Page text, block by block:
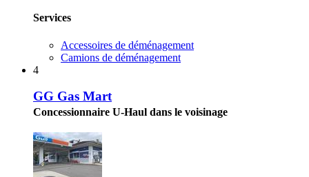
Services
Accessoires de déménagement
Camions de déménagement
4
GG Gas Mart
Concessionnaire U-Haul dans le voisinage